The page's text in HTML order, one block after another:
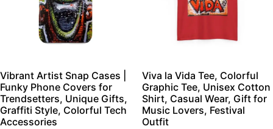
Vibrant Artist Snap Cases |
Funky Phone Covers for
Trendsetters, Unique Gifts,
Graffiti Style, Colorful Tech
Accessories
Viva la Vida Tee, Colorful
Graphic Tee, Unisex Cotton
Shirt, Casual Wear, Gift for
Music Lovers, Festival
Outfit